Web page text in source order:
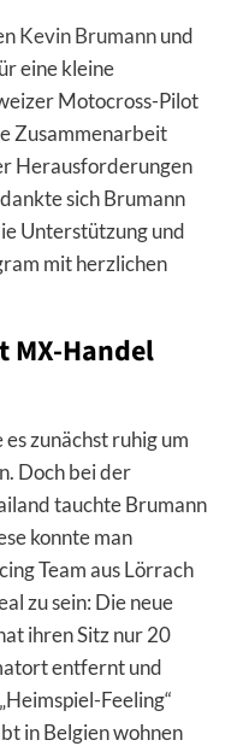
Kevin Brumannund
eine kleine
Motocross-Pilot
Zusammenarbeit
Herausforderungen
sich Brumann
Unterstützung und
mit herzlichen
MX-Handel
zunächst ruhig um
Doch bei der
tauchte Brumann
konnte man
Team aus Lörrach
zu sein: Die neue
ihren Sitz nur 20
entfernt und
Feeling“
in Belgien wohnen